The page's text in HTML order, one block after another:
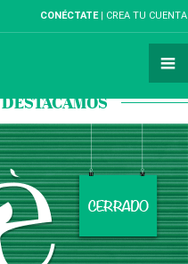
CONÉCTATE CREA TU CUENTA
DESTACAMOS